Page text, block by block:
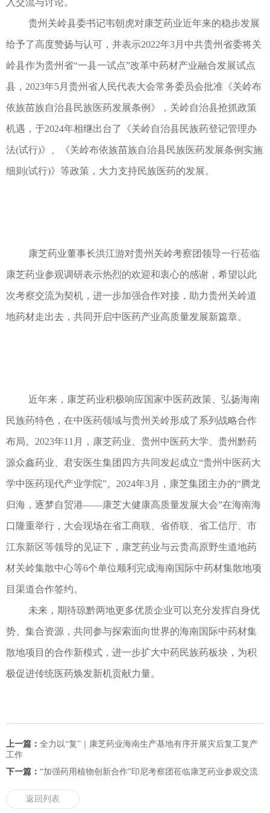
入交流与讨论。
贵州关岭县委书记韦朝虎对康芝药业近年来的稳步发展
给予了高度赞扬与认可，并表示2022年3月中共贵州省委将关
岭县作为贵州省“一县一试点”改革中药材产业融合发展试点
县，2023年5月贵州省人民代表大会常务委员会批准《关岭布
依族苗族自治县民族医药发展条例》，关岭自治县抢抓政策
机遇，于2024年相继出台了《关岭自治县民族药登记管理办
法(试行)》、《关岭布依族苗族自治县民族医药发展条例实施
细则(试行)》等政策，大力支持民族医药的发展。
康芝药业董事长洪江游对贵州关岭考察团领导一行莅临
康芝药业参观调研表示热烈的欢迎和衷心的感谢，希望以此
次考察交流为契机，进一步加强合作对接，助力贵州关岭道
地药材走出去，共同开启中医药产业高质量发展新篇章。
近年来，康芝药业积极响应国家中医药政策、弘扬海南
民族药特色，在中医药领域与贵州关岭形成了系列战略合作
布局。2023年11月，康芝药业、贵州中医药大学、贵州黔药
源众鑫药业、君安医生集团四方共同发起成立“贵州中医药大
学中医药现代产业学院”。2024年3月，康芝集团主办的“腾龙
归海，逐梦自贸港——康芝大健康高质量发展大会”在海南海
口隆重举行，大会现场在省工商联、省侨联、省工信厅、市
江东新区等领导的见证下，康芝药业与云贵高原野生道地药
材关岭集散中心等6个单位顺利完成海南国际中药材集散地项
目渠道合作签约。
未来，期待琼黔两地更多优质企业可以充分发挥自身优
势、集合资源，共同参与探索面向世界的海南国际中药材集
散地项目的合作新模式，进一步扩大中药民族药板块，为积
极促进传统医药焕发新机贡献力量。
上一篇： 全力以“复”｜康芝药业海南生产基地有序开展灾后复工复产
工作
下一篇： “加强药用植物创新合作”印尼考察团莅临康芝药业参观交流
返回列表